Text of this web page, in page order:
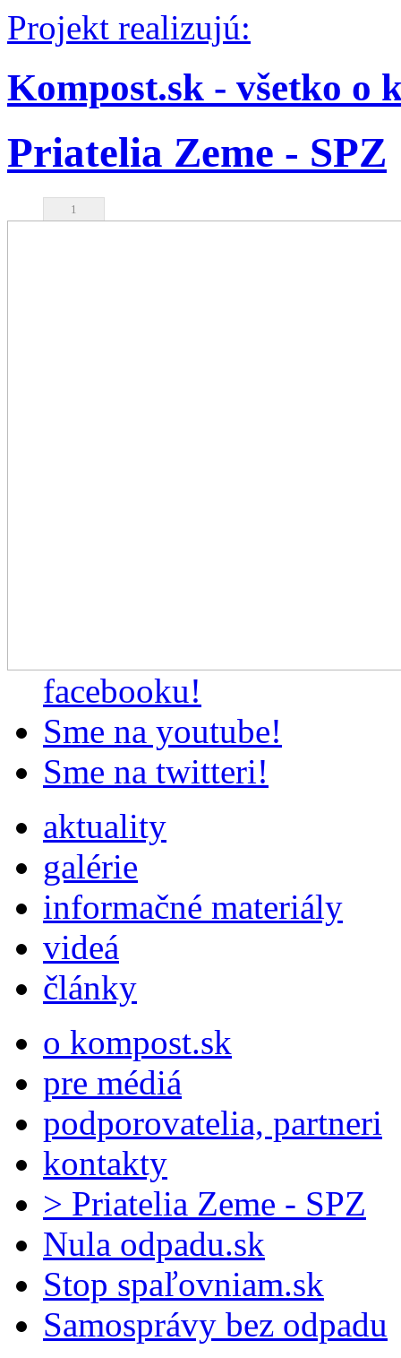
Projekt realizujú:
Kompost.sk - všetko o
Priatelia Zeme - SPZ
1
facebooku!
Sme na youtube!
Sme na twitteri!
aktuality
galérie
informačné materiály
videá
články
o kompost.sk
pre médiá
podporovatelia, partneri
kontakty
> Priatelia Zeme - SPZ
Nula odpadu.sk
Stop spaľovniam.sk
Samosprávy bez odpadu